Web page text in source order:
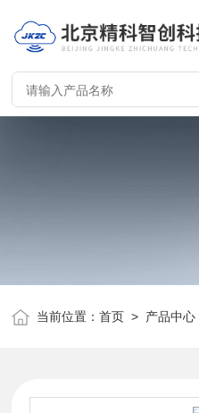
当前位置：首页 > 产品中心